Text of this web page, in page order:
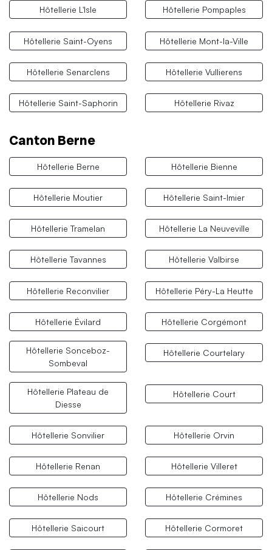
Hôtellerie L'Isle Hôtellerie Pompaples
Hôtellerie Saint-Oyens Hôtellerie Mont-la-Ville
Hôtellerie Senarclens Hôtellerie Vullierens
Hôtellerie Saint-Saphorin Hôtellerie Rivaz
Canton Berne
Hôtellerie Berne Hôtellerie Bienne
Hôtellerie Moutier Hôtellerie Saint-Imier
Hôtellerie Tramelan Hôtellerie La Neuveville
Hôtellerie Tavannes Hôtellerie Valbirse
Hôtellerie Reconvilier Hôtellerie Péry-La Heutte
Hôtellerie Évilard Hôtellerie Corgémont
Hôtellerie Sonceboz-
Sombeval
Hôtellerie Courtelary
Hôtellerie Plateau de
Diesse
Hôtellerie Court
Hôtellerie Sonvilier Hôtellerie Orvin
Hôtellerie Renan Hôtellerie Villeret
Hôtellerie Nods Hôtellerie Crémines
Hôtellerie Saicourt Hôtellerie Cormoret